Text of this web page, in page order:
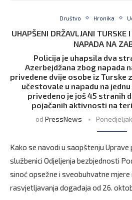
Društvo Hronika
UHAPŠENI DRŽAVLJANI TURSKE
NAPADA NA
Policija je uhapsila dva
Azerbejdžana zbog napada
privedene dvije osobe iz Turske
učestovale u napadu na
privedeno je još 45 stranih
pojačanih aktivnosti na
od PressNews
Kako se navodi u saopštenju Uprave
službenici Odjeljenja bezbjednosti
sinoć opsežne i sveobuhvatne mjere
rasvjetljavanja događaja od 26.